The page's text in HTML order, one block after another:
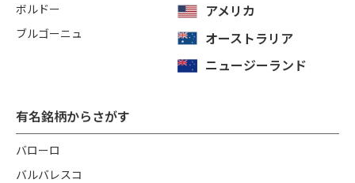
ボルドー
ブルゴーニュ
アメリカ
オーストラリア
ニュージーランド
有名銘柄からさがす
バローロ
バルバレスコ